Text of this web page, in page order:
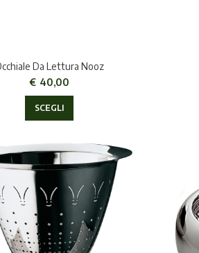
Da Lettura Nooz
€ 40,00
SCEGLI